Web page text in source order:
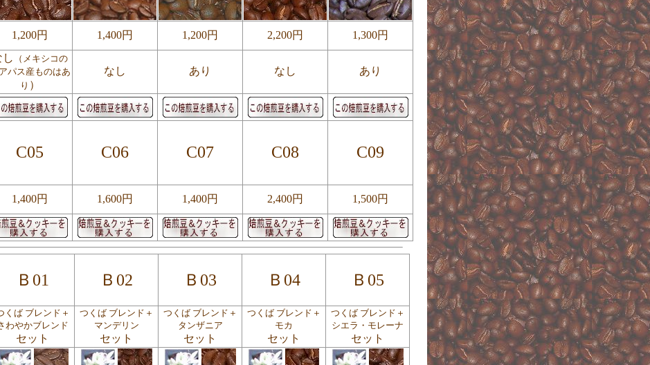
1,200円 1,400円 1,200円 2,200円 1,300円
し
（メキシコの
パス産ものはあ
り ）
なし あり なし あり
C05 C06 C07 C08 C09
1,400円 1,600円 1,400円 2,400円 1,500円
Ｂ01 Ｂ02 Ｂ03 Ｂ04 Ｂ05
くば ブレンド＋
わやかブレンド
セット
つくば ブレンド＋
マンデリン
セット
つくば ブレンド＋
タンザニア
セット
つくば ブレンド＋
モカ
セット
つくば ブレンド＋
シエラ・モレーナ
セット